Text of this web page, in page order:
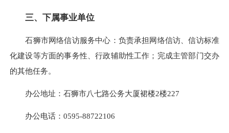
三、下属事业单位
石狮市网络信访服务中心：负责承担网络信访、信访标准
化建设等方面的事务性、行政辅助性工作；完成主管部门交办
的其他任务。
办公地址：石狮市八七路公务大厦裙楼2楼227
办公电话：0595-88722106